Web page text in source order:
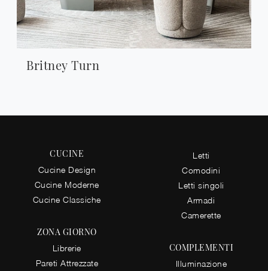
Britney Turn
CUCINE
Cucine Design
Cucine Moderne
Cucine Classiche
ZONA GIORNO
Librerie
Pareti Attrezzate
Letti
Comodini
Letti singoli
Armadi
Camerette
COMPLEMENTI
Illuminazione